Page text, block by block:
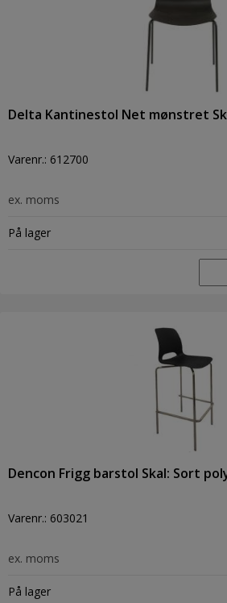
Delta Kantinestol Net mønstret
Varenr.: 612700
ex. moms
På lager
Dencon Frigg barstol Skal: Sort
Varenr.: 603021
ex. moms
På lager